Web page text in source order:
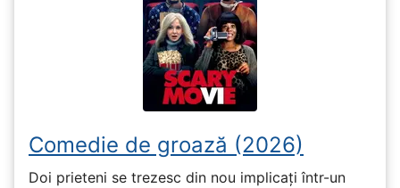
Comedie de groază (2026)
Doi prieteni se trezesc din nou implicați într-un